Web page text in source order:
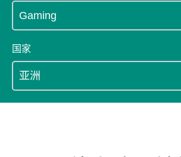
国家